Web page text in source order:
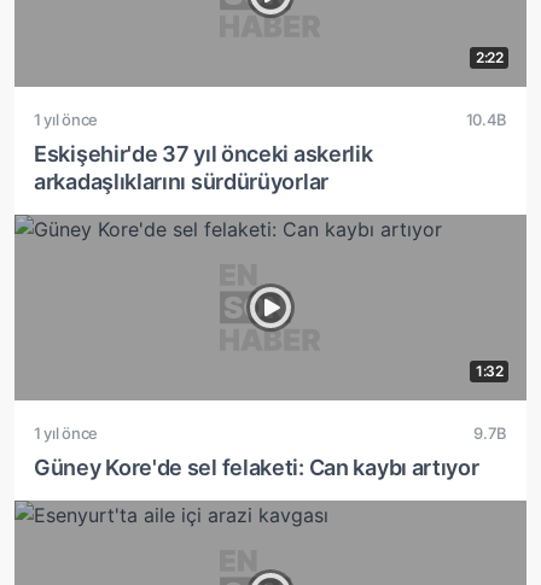
2:22
1 yıl önce 10.4B
Eskişehir'de 37 yıl önceki askerlik
arkadaşlıklarını sürdürüyorlar
1:32
1 yıl önce 9.7B
Güney Kore'de sel felaketi: Can kaybı artıyor